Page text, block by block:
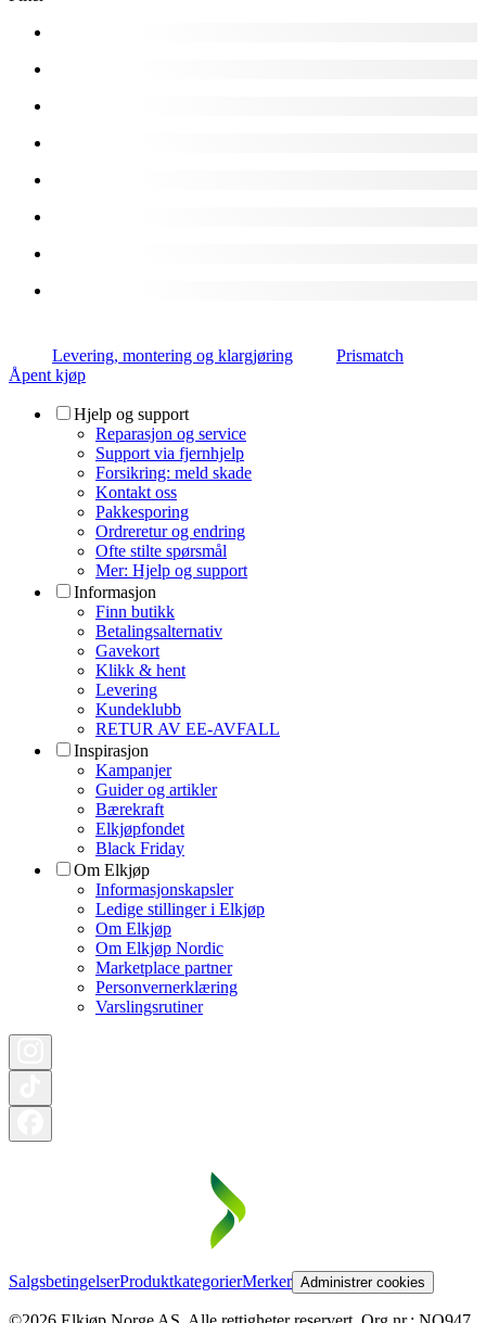
Levering, montering og klargjøring
Prismatch
Åpent kjøp
Hjelp og support
Reparasjon og service
Support via fjernhjelp
Forsikring: meld skade
Kontakt oss
Pakkesporing
Ordreretur og endring
Ofte stilte spørsmål
Mer: Hjelp og support
Informasjon
Finn butikk
Betalingsalternativ
Gavekort
Klikk & hent
Levering
Kundeklubb
RETUR AV EE-AVFALL
Inspirasjon
Kampanjer
Guider og artikler
Bærekraft
Elkjøpfondet
Black Friday
Om Elkjøp
Informasjonskapsler
Ledige stillinger i Elkjøp
Om Elkjøp
Om Elkjøp Nordic
Marketplace partner
Personvernerklæring
Varslingsrutiner
SalgsbetingelserProduktkategorierMerker Administrer cookies